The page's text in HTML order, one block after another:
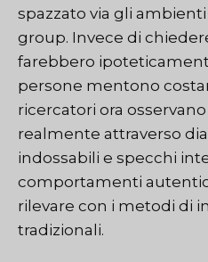
spazzato via gli
group. Invece di
farebbero
persone mentono
ricercatori ora
realmente attraverso
indossabili e specchi
comportamenti
rilevare con i metodi di
tradizionali.